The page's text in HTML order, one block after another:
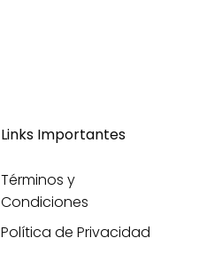
Links Importantes
Términos y
Condiciones
Política de Privacidad